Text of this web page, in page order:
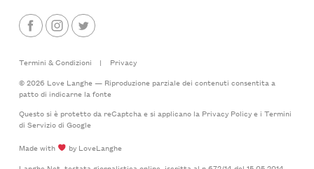
Termini & Condizioni |
Privacy
© 2026 Love Langhe — Riproduzione parziale dei contenuti consentita a
patto di indicarne la fonte
Questo si è protetto da reCaptcha e si applicano la Privacy Policye i Termini
di Serviziodi Google
Made with
by LoveLanghe